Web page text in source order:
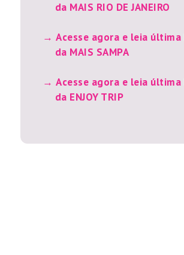
da MAIS RIO DE JANEIRO
Acesse agora e leia última
da MAIS SAMPA
Acesse agora e leia última
da ENJOY TRIP